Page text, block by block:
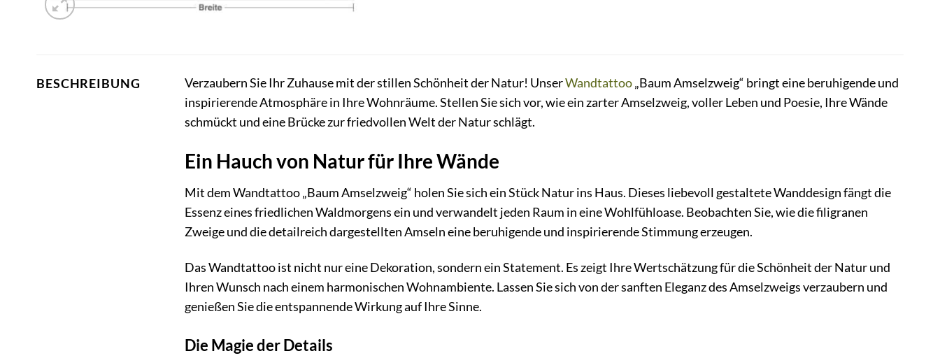
BESCHREIBUNG Verzaubern Sie Ihr Zuhause mit der stillen Schönheit der Natur! UnserWandtattoo„Baum Amselzweig“ bringt eine beruhigende und
inspirierende Atmosphäre in Ihre Wohnräume. Stellen Sie sich vor, wie ein zarter Amselzweig, voller Leben und Poesie, Ihre Wände
schmückt und eine Brücke zur friedvollen Welt der Natur schlägt.
Ein Hauch von Natur für Ihre Wände
Mit dem Wandtattoo „Baum Amselzweig“ holen Sie sich ein Stück Natur ins Haus. Dieses liebevoll gestaltete Wanddesign fängt die
Essenz eines friedlichen Waldmorgens ein und verwandelt jeden Raum in eine Wohlfühloase. Beobachten Sie, wie die filigranen
Zweige und die detailreich dargestellten Amseln eine beruhigende und inspirierende Stimmung erzeugen.
Das Wandtattoo ist nicht nur eine Dekoration, sondern ein Statement. Es zeigt Ihre Wertschätzung für die Schönheit der Natur und
Ihren Wunsch nach einem harmonischen Wohnambiente. Lassen Sie sich von der sanften Eleganz des Amselzweigs verzaubern und
genießen Sie die entspannende Wirkung auf Ihre Sinne.
Die Magie der Details